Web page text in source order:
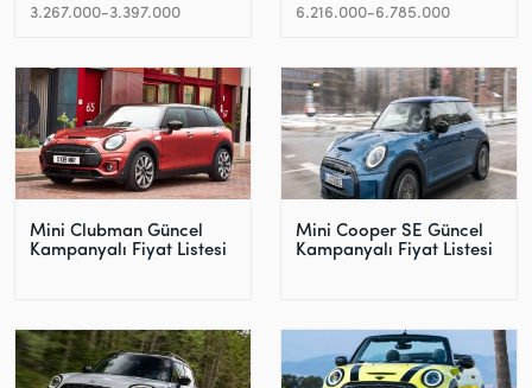
3.267.000-3.397.000 6.216.000-6.785.000
Mini Clubman Güncel
Kampanyalı Fiyat Listesi
Mini Cooper SE Güncel
Kampanyalı Fiyat Listesi